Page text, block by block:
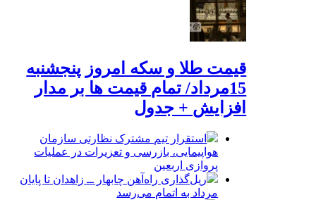
قیمت طلا و سکه امروز پنجشنبه
15مرداد/ تمام قیمت ها بر مدار
افزایش + جدول
استقرار تیم مشترک نظارتی سازمان
هواپیمایی، بازرسی و تعزیرات در عملیات
پروازی اربعین
ریل‌گذاری راه‌آهن چابهار ــ زاهدان تا پایان
مرداد به اتمام می‌رسد